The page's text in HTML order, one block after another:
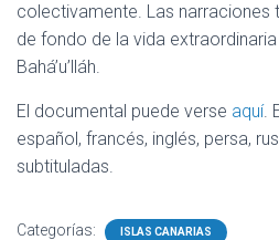
colectivamente. Las narraciones
de fondo de la vida
Bahá’u’lláh.
El documental puede verse aquí.
español, francés, inglés, persa,
subtituladas.
Categorías: ISLAS CANARIAS